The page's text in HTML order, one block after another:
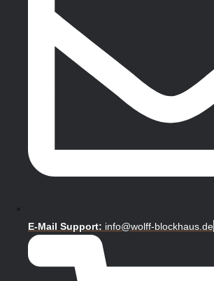
E-Mail Support: info@wolff-blockhaus.de